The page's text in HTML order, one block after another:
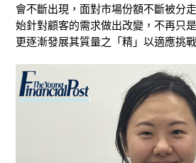
會不斷出現，面對市場份額不斷被分
始針對顧客的需求做出改變，不再只
更逐漸發展其質量之「精」以適應挑戰